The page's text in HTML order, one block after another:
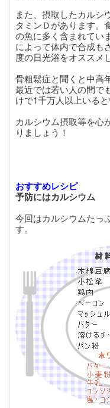
また、摂取したカルシ
タミンＤがあります。
の魚に多く含まれてい
によって体内で合成も
度の日光浴をオススメ
骨粗鬆症と聞くと中高
最近では若い人の間で
けで1千万人以上いると
カルシウム摂取等を心
りましょう！
おすすめレシピ
予防にはカルシウム
今回はカルシウムたっ
す。